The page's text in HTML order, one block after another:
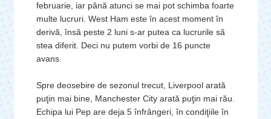
februarie, iar până atunci se mai pot schimba foarte
multe lucruri. West Ham este în acest moment în
derivă, însă peste 2 luni s-ar putea ca lucrurile să
stea diferit. Deci nu putem vorbi de 16 puncte
avans.
Spre deosebire de sezonul trecut, Liverpool arată
puţin mai bine, Manchester City arată puţin mai rău.
Echipa lui Pep are deja 5 înfrângeri, în condiţiile în